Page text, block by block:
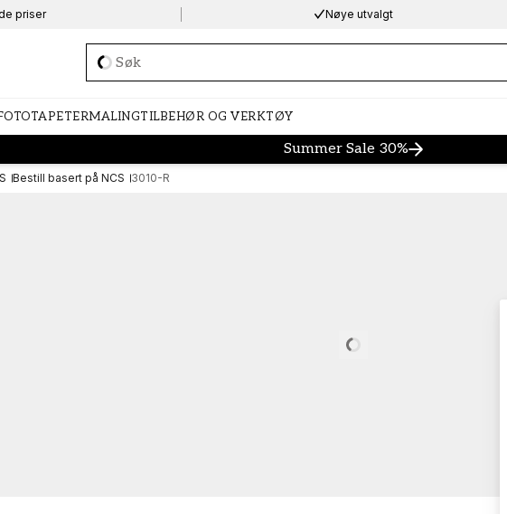
priser Nøye utvalgt
Loading…
MALINGTILBEHØR OG VERKTØY
Summer Sale 30%
Bestill basert på NCS 3010-R